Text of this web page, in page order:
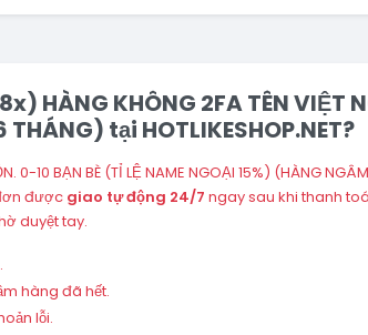
KHÔNG 2FA TÊN VIỆT
tại HOTLIKESHOP.NET?
0-10 BẠN BÈ (TỈ LỆ NAME NGOẠI 15%) (HÀNG
được giao tự động 24/7 ngay sau khi thanh
duyệt tay.
hàng đã hết.
lỗi.